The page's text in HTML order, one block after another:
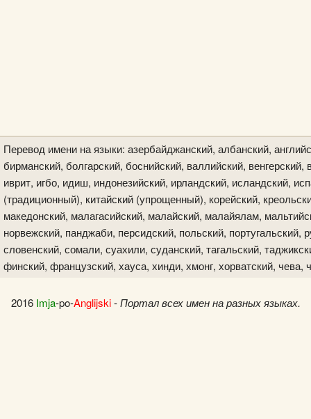
Перевод имени на языки: азербайджанский, албанский,
бирманский, болгарский, боснийский, валлийский, венгерский,
иврит, игбо, идиш, индонезийский, ирландский, исландский,
(традиционный), китайский (упрощенный), корейский,
македонский, малагасийский, малайский, малайялам,
норвежский, панджаби, персидский, польский, португальский,
словенский, сомали, суахили, суданский, тагальский,
финский, французский, хауса, хинди, хмонг, хорватский,
2016 Imja-po-Anglijski-Портал всех имен на разных языках.